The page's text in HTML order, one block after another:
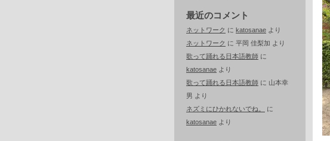
最近のコメント
ネットワーク に katosanae より
ネットワーク に 平岡 佳梨加 より
歌って踊れる日本語教師 に
katosanae より
歌って踊れる日本語教師 に 山本幸
男 より
ネズミにひかれないでね。
に
katosanae より